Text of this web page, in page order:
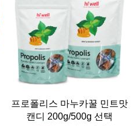
프로폴리스 마누카꿀 민트맛
캔디 200g/500g 선택